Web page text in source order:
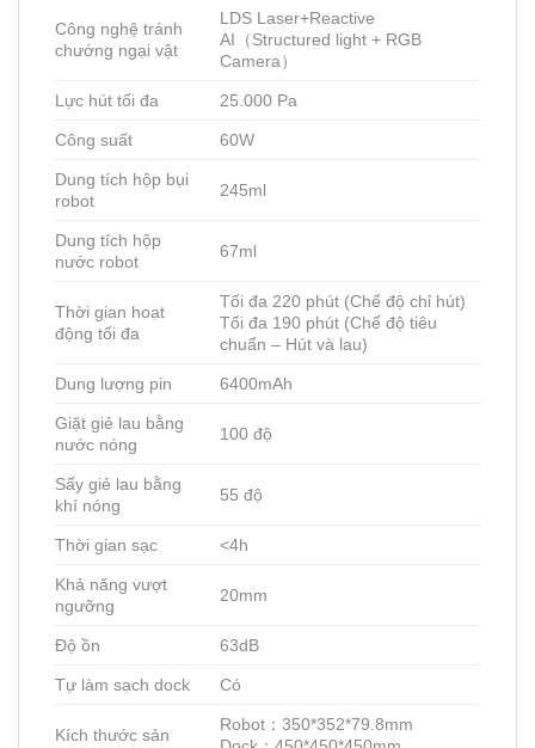
Công nghệ tránh
chướng ngại vật
LDS Laser+Reactive
AI（Structured light + RGB
Camera）
Lực hút tối đa 25.000 Pa
Công suất 60W
Dung tích hộp bụi
robot
245ml
Dung tích hộp
nước robot
67ml
Thời gian hoạt
động tối đa
Tối đa 220 phút (Chế độ chỉ hút)
Tối đa 190 phút (Chế độ tiêu
chuẩn – Hút và lau)
Dung lượng pin 6400mAh
Giặt giẻ lau bằng
nước nóng
100 độ
Sấy giẻ lau bằng
khí nóng
55 độ
Thời gian sạc <4h
Khả năng vượt
ngưỡng
20mm
Độ ồn 63dB
Tự làm sạch dock Có
Kích thước sản
Robot：350*352*79.8mm